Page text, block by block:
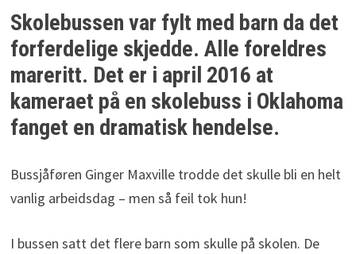
Skolebussen var fylt med barn da det
forferdelige skjedde. Alle foreldres
mareritt. Det er i april 2016 at
kameraet på en skolebuss i Oklahoma
fanget en dramatisk hendelse.
Bussjåføren Ginger Maxville trodde det skulle bli en helt
vanlig arbeidsdag – men så feil tok hun!
I bussen satt det flere barn som skulle på skolen. De